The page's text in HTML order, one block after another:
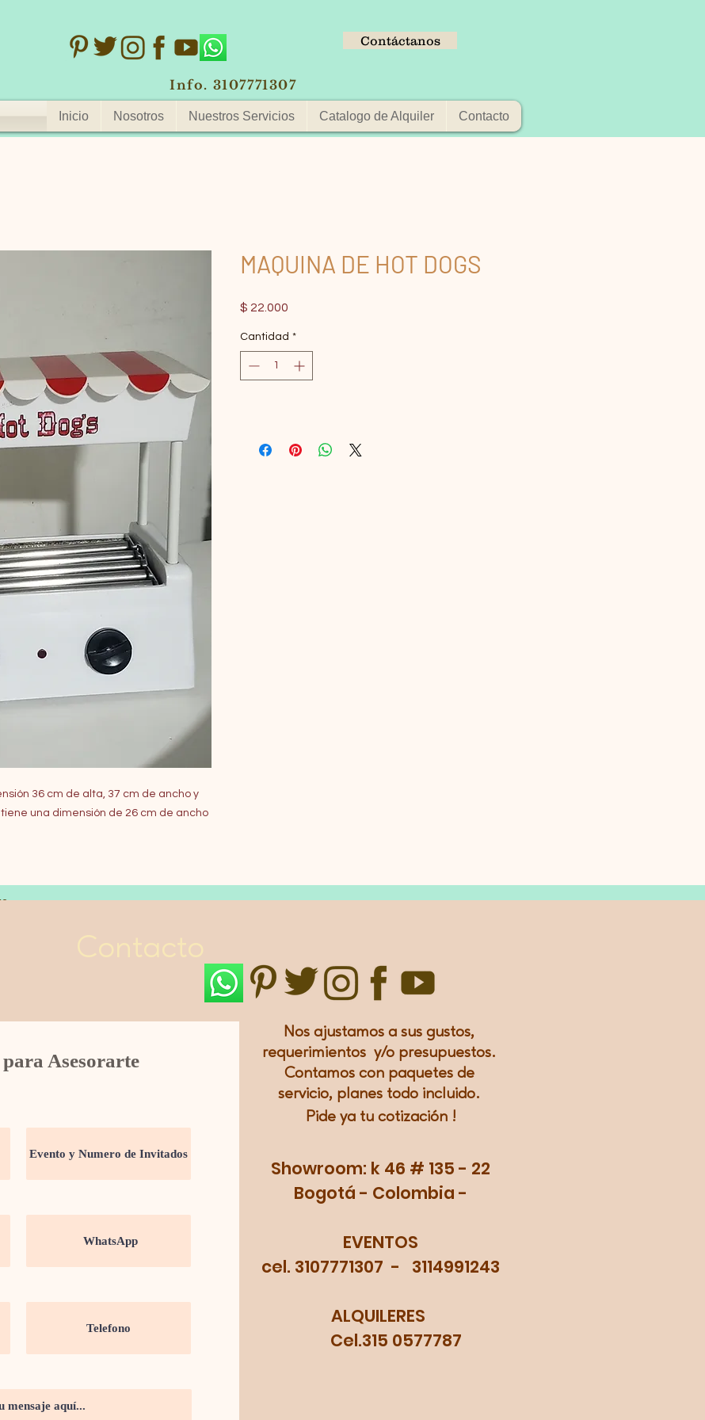
Contáctanos
Info. 3107771307
Inicio Nosotros Nuestros Servicios Catalogo de Alquiler Contacto
36 cm de alta, 37 cm de ancho y
una dimensión de 26 cm de ancho
MAQUINA DE HOT DOGS
$ 22.000Precio
Cantidad *
Asesorarte
Nos ajustamos a sus gustos,
requerimientos y/o presupuestos.
Contamos con paquetes de
servicio, planes todo incluido.
Pide ya tu cotización !
Showroom: k 46 # 135 - 22
Bogotá - Colombia -
EVENTOS
cel. 3107771307 - 3114991243
ALQUILERES
Cel.315 0577787